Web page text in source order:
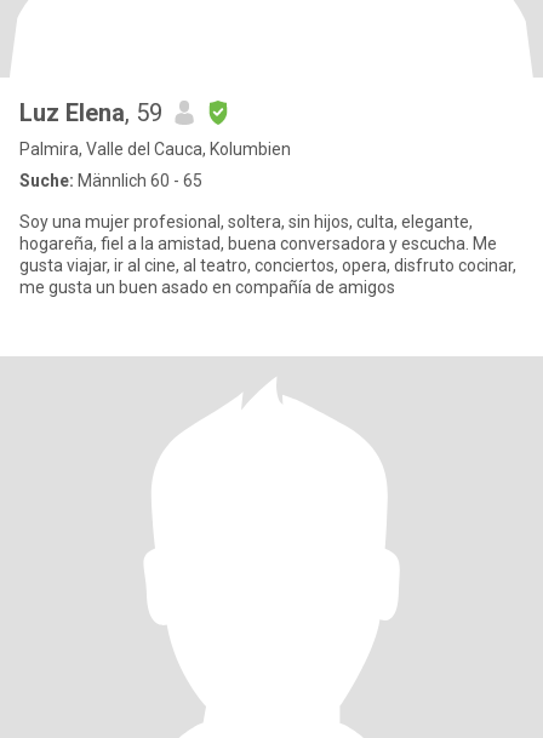
Luz Elena, 59
Palmira, Valle del Cauca, Kolumbien
Suche: Männlich 60 - 65
Soy una mujer profesional, soltera, sin hijos, culta, elegante,
hogareña, fiel a la amistad, buena conversadora y escucha. Me
gusta viajar, ir al cine, al teatro, conciertos, opera, disfruto cocinar,
me gusta un buen asado en compañía de amigos